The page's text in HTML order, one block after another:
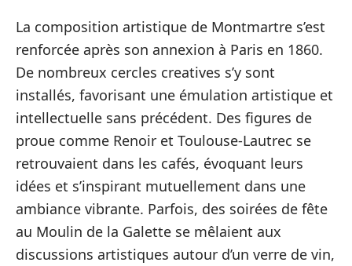
La composition artistique de Montmartre s’est
renforcée après son annexion à Paris en 1860.
De nombreux cercles creatives s’y sont
installés, favorisant une émulation artistique et
intellectuelle sans précédent. Des figures de
proue comme Renoir et Toulouse-Lautrec se
retrouvaient dans les cafés, évoquant leurs
idées et s’inspirant mutuellement dans une
ambiance vibrante. Parfois, des soirées de fête
au Moulin de la Galette se mêlaient aux
discussions artistiques autour d’un verre de vin,